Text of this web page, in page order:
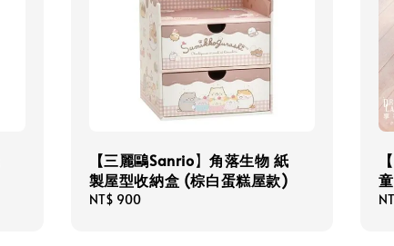
【三麗鷗Sanrio】角落生物 紙
製屋型收納盒 (棕白蛋糕屋款)
Regular
NT$ 900